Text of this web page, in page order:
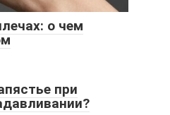
о чем
при